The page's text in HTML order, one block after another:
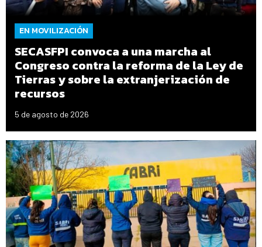
EN MOVILIZACIÓN
SECASFPI convoca a una marcha al
Congreso contra la reforma de la Ley de
Tierras y sobre la extranjerización de
recursos
5 de agosto de 2026